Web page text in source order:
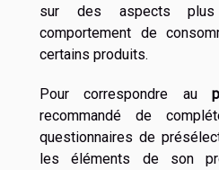
sur des aspects
comportement de
certains produits.
Pour correspondre au
recommandé de
questionnaires de
les éléments de son